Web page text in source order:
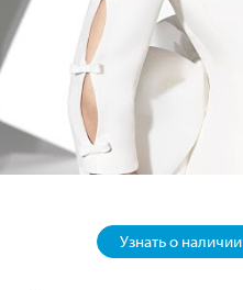
Узнать о наличии